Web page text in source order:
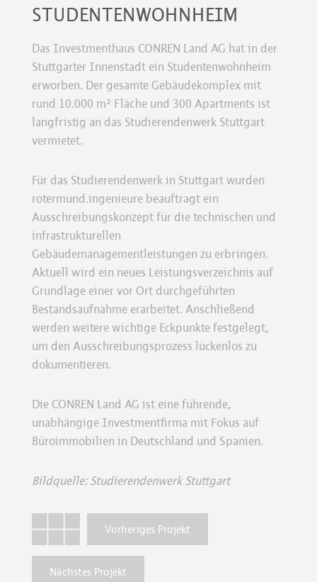
STUDENTENWOHNHEIM
Das Investmenthaus CONREN Land AG hat in der
Stuttgarter Innenstadt ein Studentenwohnheim
erworben. Der gesamte Gebäudekomplex mit
rund 10.000 m² Fläche und 300 Apartments ist
langfristig an das Studierendenwerk Stuttgart
vermietet.
Für das Studierendenwerk in Stuttgart wurden
rotermund.ingenieure beauftragt ein
Ausschreibungskonzept für die technischen und
infrastrukturellen
Gebäudemanagementleistungen zu erbringen.
Aktuell wird ein neues Leistungsverzeichnis auf
Grundlage einer vor Ort durchgeführten
Bestandsaufnahme erarbeitet. Anschließend
werden weitere wichtige Eckpunkte festgelegt,
um den Ausschreibungsprozess lückenlos zu
dokumentieren.
Die CONREN Land AG ist eine führende,
unabhängige Investmentfirma mit Fokus auf
Büroimmobilien in Deutschland und Spanien.
Bildquelle: Studierendenwerk Stuttgart
Vorheriges Projekt
Nächstes Projekt